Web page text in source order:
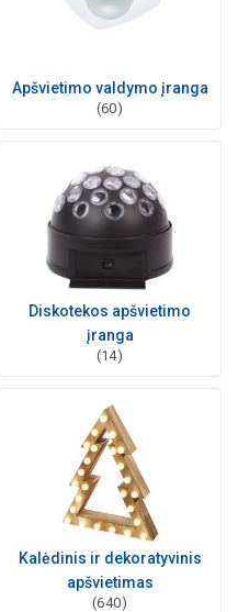
Apšvietimo valdymo įranga
(60)
Diskotekos apšvietimo
įranga
(14)
Kalėdinis ir dekoratyvinis
apšvietimas
(640)